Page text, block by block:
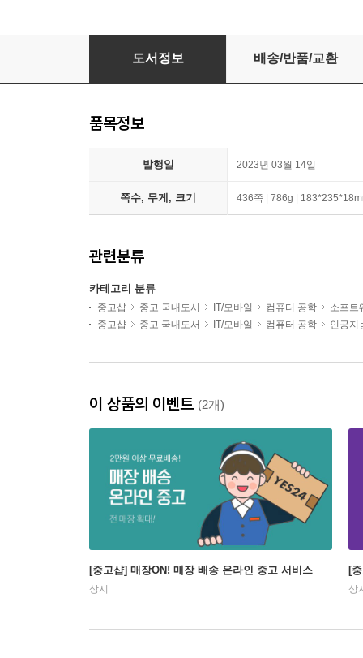
머신러닝 시스템 설계
도서정보 배송/반품/교환
품목정보
발행일 2023년 03월 14일
쪽수, 무게, 크기 436쪽 | 786g |
관련분류
카테고리 분류
중고샵 중고 국내도서 IT/모바일 컴퓨터 공학
소프트
중고샵
중고 국내도서 IT/모바일 컴퓨터 공학 인공지
이 상품의 이벤트 (2개)
[중고샵] 매장ON! 매장 배송 온라인 중고 서비스
상시
[
상